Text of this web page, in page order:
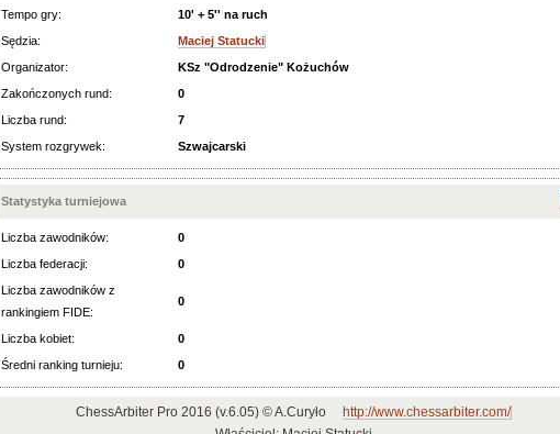
Tempo gry:
10' + 5'' na ruch
Sędzia:
Maciej Statucki
Organizator:
KSz "Odrodzenie" Kożuchów
Zakończonych rund:
0
Liczba rund:
7
System rozgrywek:
Szwajcarski
Statystyka turniejowa
Liczba zawodników:
0
Liczba federacji:
0
Liczba zawodników z
rankingiem FIDE:
0
Liczba kobiet:
0
Średni ranking turnieju:
0
ChessArbiter Pro 2016 (v.6.05) © A.Curyło
http://www.chessarbiter.com/